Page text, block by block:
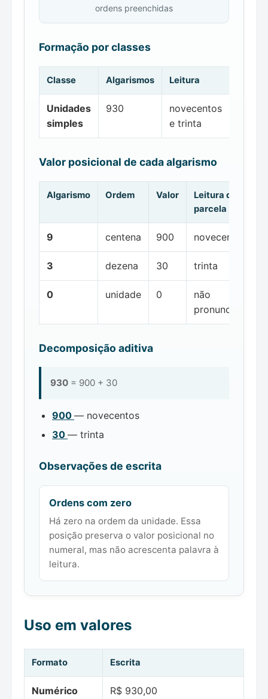
ordens preenchidas
Formação por classes
Classe Algarismos Leitura
Unidades
simples
930
novecentos
e trinta
Valor posicional de cada algarismo
Algarismo Ordem Valor
Leitura da
parcela
9 centena 900 novecentos
3 dezena 30 trinta
0 unidade 0
não
pronunciada
Decomposição aditiva
930 = 900 + 30
900 — novecentos
30 — trinta
Observações de escrita
Ordens com zero
Há zero na ordem da unidade. Essa
posição preserva o valor posicional no
numeral, mas não acrescenta palavra à
leitura.
Uso em valores
Formato Escrita
Numérico R$ 930,00